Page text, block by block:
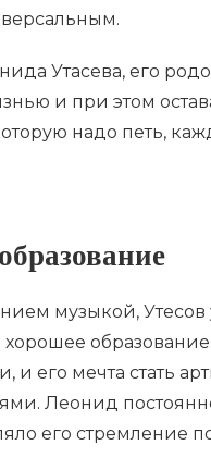
Утасева, его
и при этом
надо петь,
музыкой,
и его мечта стать
Леонид
его стремление